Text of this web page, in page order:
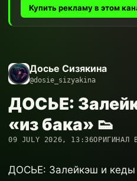
Купить рекламу в этом
Досье Сизякина
@dosie_sizyakina
ДОСЬЕ:
«из бака» 👟
09 JULY 2026, 13:36ОРИГИНАЛ
ДОСЬЕ: Залейкэш и кеды